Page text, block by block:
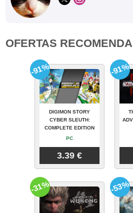
OFERTAS
DIGIMON STORY
CYBER SLEUTH:
COMPLETE EDITION
PC
3.39 €
-91% -91%
-31% -53%